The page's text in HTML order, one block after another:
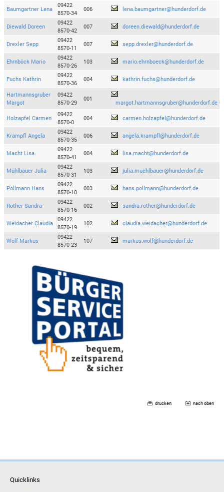
Baumgartner Lena
09422
8570-34
006 lena.baumgartner@hunderdorf.de
Diewald Doreen
09422
8570-42
007 doreen.diewald@hunderdorf.de
Drexler Sepp
09422
8570-11
007 sepp.drexler@hunderdorf.de
Ehrnböck Mario
09422
8570-26
103 mario.ehrnboeck@hunderdorf.de
Fuchs Kathrin
09422
8570-36
004 kathrin.fuchs@hunderdorf.de
Hartmannsgruber
Margot
09422
8570-29
001
margot.hartmannsgruber@hunderdorf.de
Holzapfel Carmen
09422
8570-0
004 carmen.holzapfel@hunderdorf.de
Krampfl Angela
09422
8570-35
006 angela.krampfl@hunderdorf.de
Macht Lisa
09422
8570-41
004 lisa.macht@hunderdorf.de
Mühlbauer Julia
09422
8570-31
103 julia.muehlbauer@hunderdorf.de
Pollmann Hans
09422
8570-10
003 hans.pollmann@hunderdorf.de
Rother Sandra
09422
8570-16
002 sandra.rother@hunderdorf.de
Weidacher Claudia
09422
8570-19
102 claudia.weidacher@hunderdorf.de
Wolf Markus
09422
8570-23
107 markus.wolf@hunderdorf.de
drucken nach oben
Quicklinks